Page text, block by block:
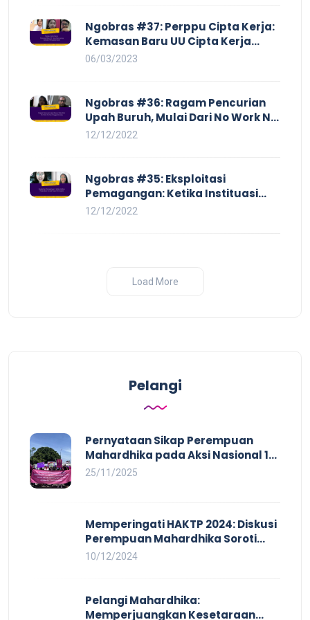
Ngobras #37: Perppu Cipta Kerja:
Kemasan Baru UU Cipta Kerja
yang Semakin Merugikan Buruh
06/03/2023
Ngobras #36: Ragam Pencurian
Upah Buruh, Mulai Dari No Work No
Pay Hingga Skorsing
12/12/2022
Ngobras #35: Eksploitasi
Pemagangan: Ketika Instituasi
Pendidikan Tunduk pada Hilir
12/12/2022
Load More
Pelangi
Pernyataan Sikap Perempuan
Mahardhika pada Aksi Nasional 16
HAKTP 2025 Kerja Layak dan Bebas
25/11/2025
Memperingati HAKTP 2024: Diskusi
Perempuan Mahardhika Soroti
Kerja Layak yang Inklusif bagi
10/12/2024
Pelangi Mahardhika:
Memperjuangkan Kesetaraan